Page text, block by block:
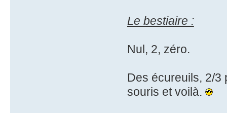
Le bestiaire :
Nul, 2, zéro.
Des écureuils, 2/3
souris et voilà.